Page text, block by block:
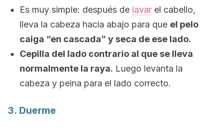
Es muy simple: después de lavar el cabello,
lleva la cabeza hacia abajo para que el pelo
caiga “en cascada” y seca de ese lado.
Cepilla del lado contrario al que se lleva
normalmente la raya. Luego levanta la
cabeza y peina para el lado correcto.
3. Duerme